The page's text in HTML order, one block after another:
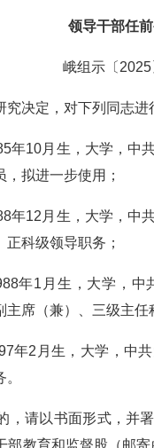
领导干部任
峨组示〔2025
决定，对下列同志进
年10月生，大学，中
拟进一步使用；
年12月生，大学，中
科级领导职务；
年1月生，大学，
席（兼）、三级主任
年2月生，大学，中
请以书面形式，并署
部教育和监督股（邮